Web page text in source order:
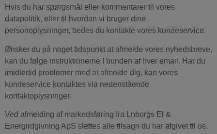
Hvis du har spørgsmål eller kommentarer til vores
datapolitik, eller til hvordan vi bruger dine
personoplysninger, bedes du kontakte vores kundeservice.
Ønsker du på noget tidspunkt at afmelde vores nyhedsbreve,
kan du følge instruktionerne I bunden af hver email. Har du
imidlertid problemer med at afmelde dig, kan vores
kundeservice kontaktes via nedenstående
kontaktoplysninger.
Ved afmelding af markedsføring fra Lnborgs El &
Energirdgivning ApS slettes alle tilsagn du har afgivet til os.